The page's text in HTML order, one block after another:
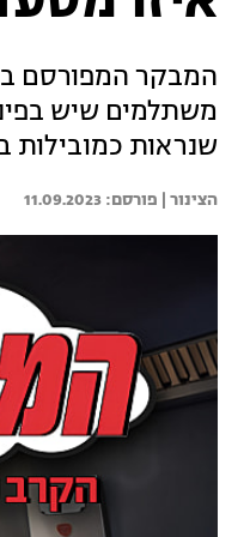
המבקר המפורסם
משתלמים שיש
שנראות כמובילות
הצינור | 11.09.2023